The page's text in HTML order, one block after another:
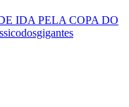
IDA PELA COPA DO